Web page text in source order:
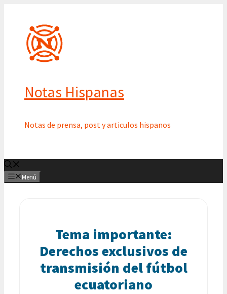
contenido
Notas Hispanas
Notas de prensa, post y articulos hispanos
Menú
Tema importante:
Derechos exclusivos de
transmisión del fútbol
ecuatoriano